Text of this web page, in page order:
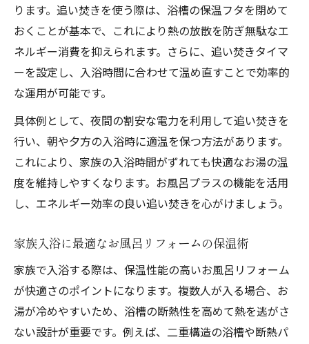
ります。追い焚きを使う際は、浴槽の保温フタを閉めて
おくことが基本で、これにより熱の放散を防ぎ無駄なエ
ネルギー消費を抑えられます。さらに、追い焚きタイマ
ーを設定し、入浴時間に合わせて温め直すことで効率的
な運用が可能です。
具体例として、夜間の割安な電力を利用して追い焚きを
行い、朝や夕方の入浴時に適温を保つ方法があります。
これにより、家族の入浴時間がずれても快適なお湯の温
度を維持しやすくなります。お風呂プラスの機能を活用
し、エネルギー効率の良い追い焚きを心がけましょう。
家族入浴に最適なお風呂リフォームの保温術
家族で入浴する際は、保温性能の高いお風呂リフォーム
が快適さのポイントになります。複数人が入る場合、お
湯が冷めやすいため、浴槽の断熱性を高めて熱を逃がさ
ない設計が重要です。例えば、二重構造の浴槽や断熱パ